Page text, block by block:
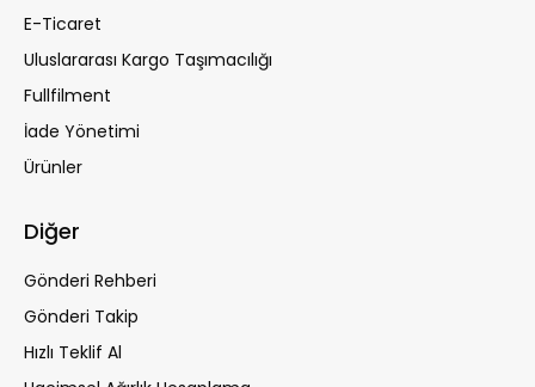
E-Ticaret
Uluslararası Kargo Taşımacılığı
Fullfilment
İade Yönetimi
Ürünler
Diğer
Gönderi Rehberi
Gönderi Takip
Hızlı Teklif Al